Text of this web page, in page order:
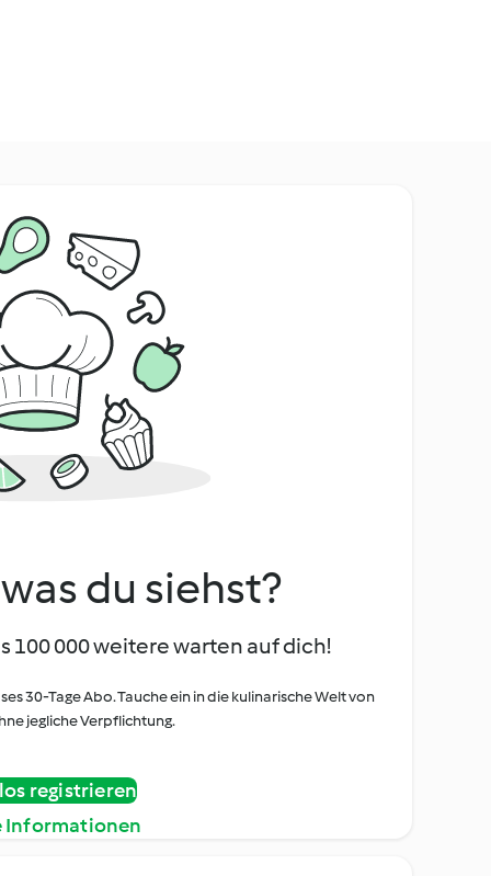
du siehst?
100 000 weitere warten auf dich!
30-Tage Abo. Tauche ein in die kulinarische Welt von
jegliche Verpflichtung.
registrieren
Informationen